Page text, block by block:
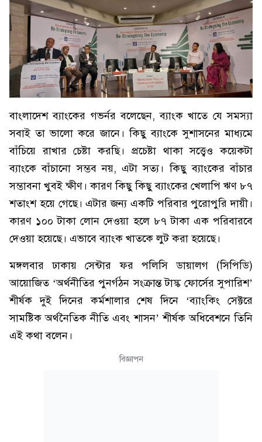
বাংলাদেশ ব্যাংকের গভর্নর বলেছেন, ব্যাংক খাতে যে সমস্যা
সবাই তা ভালো করে জানে। কিছু ব্যাংকে সুশাসনের মাধ্যমে
বাঁচিয়ে রাখার চেষ্টা করছি। প্রচেষ্টা থাকা সত্ত্বেও কয়েকটা
ব্যাংকে বাঁচানো সম্ভব নয়, এটা সত্য। কিছু ব্যাংকের বাঁচার
সম্ভাবনা খুবই ক্ষীণ। কারণ কিছু কিছু ব্যাংকের খেলাপি ঋণ ৮৭
শতাংশ হয়ে গেছে। এটার জন্য একটি পরিবার পুরোপুরি দায়ী।
কারণ ১০০ টাকা লোন দেওয়া হলে ৮৭ টাকা এক পরিবারবে
দেওয়া হয়েছে। এভাবে ব্যাংক খাতকে লুট করা হয়েছে।
মঙ্গলবার ঢাকায় সেন্টার ফর পলিসি ডায়ালগ (সিপিডি)
আয়োজিত ‘অর্থনীতির পুনর্গঠন সংক্রান্ত টাস্ক ফোর্সের সুপারিশ’
শীর্ষক দুই দিনের কর্মশালার শেষ দিনে ‘ব্যাংকিং সেক্টরে
সামষ্টিক অর্থনৈতিক নীতি এবং শাসন’ শীর্ষক অধিবেশনে তিনি
এই কথা বলেন।
বিজ্ঞাপন